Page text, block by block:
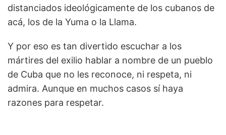
distanciados ideológicamente de los cubanos de
acá, los de la Yuma o la Llama.
Y por eso es tan divertido escuchar a los
mártires del exilio hablar a nombre de un pueblo
de Cuba que no les reconoce, ni respeta, ni
admira. Aunque en muchos casos sí haya
razones para respetar.